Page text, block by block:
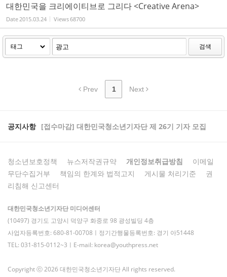
대한민국을 크리에이티브로 그리다 <Creative Arena>
Date2015.03.24 Views68700
검색
Prev 1 Next
공지사항 [접수마감] 대한민국청소년기자단 제 26기 기자 모집
청소년보호정책 뉴스저작권규약 개인정보취급방침
이메일
무단수집거부
책임의 한계와 법적고지 게시물 처리기준
권
리침해 신고센터
대한민국청소년기자단 미디어센터
(10497) 경기도 고양시 덕양구 화중로 98 광성빌딩 4층
사업자등록번호: 680-81-00708ㅣ정기간행물등록번호: 경기 아51448
TEL: 031-815-0112~3ㅣE-mail: korea@youthpress.net
Copyright ⓒ 2026 대한민국청소년기자단 All rights reserved.